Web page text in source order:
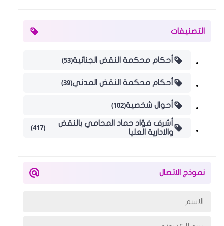
التصنيفات
أحكام محكمة النقض الجنائية(53)
أحكام محكمة النقض المدني(39)
أحوال شخصية(102)
أشرف فؤاد حماد المحامي بالنقض
والادارية العليا
(417)
نموذج الاتصال